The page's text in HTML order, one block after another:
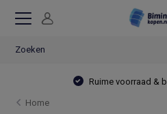
Ruime voorraad &
Home